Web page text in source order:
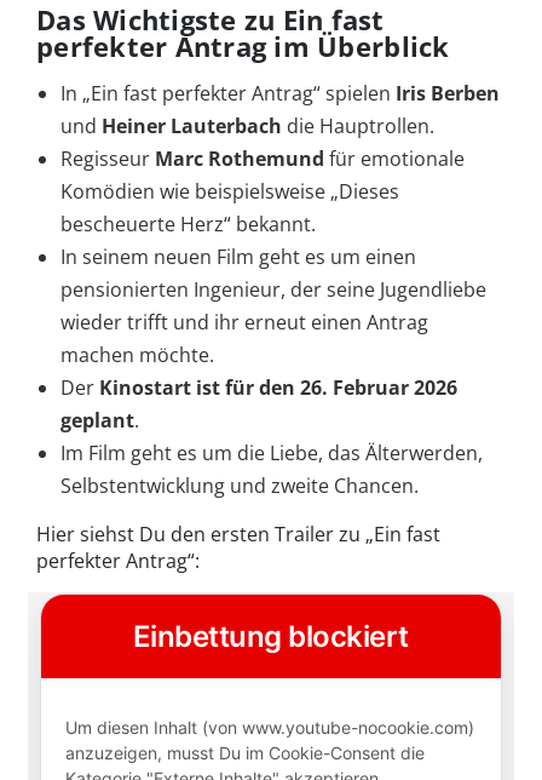
Das Wichtigste zu Ein fast
perfekter Antrag im Überblick
In „Ein fast perfekter Antrag“ spielen Iris Berben
und Heiner Lauterbach die Hauptrollen.
Regisseur Marc Rothemund für emotionale
Komödien wie beispielsweise „Dieses
bescheuerte Herz“ bekannt.
In seinem neuen Film geht es um einen
pensionierten Ingenieur, der seine Jugendliebe
wieder trifft und ihr erneut einen Antrag
machen möchte.
Der Kinostart ist für den 26. Februar 2026
geplant.
Im Film geht es um die Liebe, das Älterwerden,
Selbstentwicklung und zweite Chancen.
Hier siehst Du den ersten Trailer zu „Ein fast
perfekter Antrag“: